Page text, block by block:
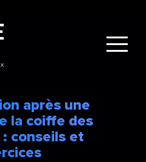
après une
la coiffe des
conseils et